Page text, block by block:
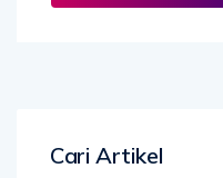
Cari Artikel